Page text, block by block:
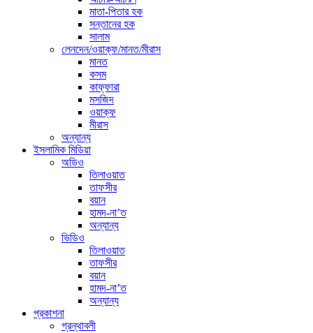
মাতা-পিতার হক
সন্তানের হক
সালাম
লেনদেন/ওয়াক্ফ/মানত/মীরাস
মানত
কসম
কাফ্ফারা
মসজিদ
ওয়াক্ফ
মীরাস
অন্যান্য
ইসলামিক মিডিয়া
অডিও
তিলাওয়াত
তাফসীর
বয়ান
হামদ-না’ত
অন্যান্য
ভিডিও
তিলাওয়াত
তাফসীর
বয়ান
হামদ-না’ত
অন্যান্য
প্রকাশনা
গ্রন্থাবলী